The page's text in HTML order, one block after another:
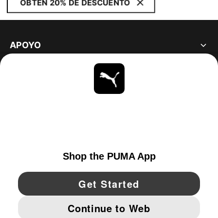
OBTÉN 20% DE DESCUENTO
APOYO
YouTube Twitter Pinterest
IMPRINT AND LEGAL DATA